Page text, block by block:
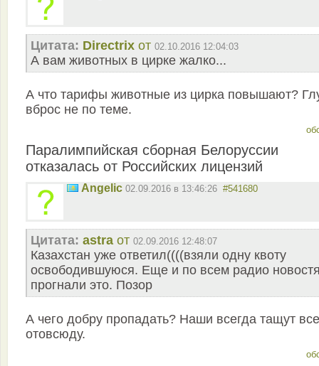
Цитата: Directrix от 02.10.2016 12:04:03
А вам животных в цирке жалко...
А что тарифы животные из цирка повышают?
вброс не по теме.
Паралимпийская сборная Белоруссии
отказалась от Российских лицензий
Angelic 02.09.2016 в 13:46:26 #541680
Цитата: astra от 02.09.2016 12:48:07
Казахстан уже ответил((((взяли одну квоту
освободившуюся. Еще и по всем радио
прогнали это. Позор
А чего добру пропадать? Наши всегда тащут
отовсюду.